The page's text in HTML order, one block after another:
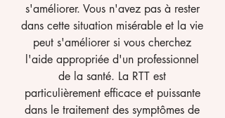
s'améliorer. Vous n'avez pas à rester
dans cette situation misérable et la vie
peut s'améliorer si vous cherchez
l'aide appropriée d'un professionnel
de la santé. La RTT est
particulièrement efficace et puissante
dans le traitement des symptômes de